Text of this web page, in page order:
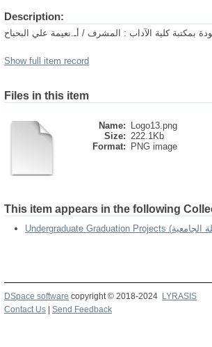
Description:
بمكتبة كلية الآداب : المشرف / أـ.نعيمة علي البحباح
Show full item record
Files in this item
Name:
Logo13.png
Size: 222.1Kb
Format:
PNG image
This item appears in the following
DSpace software copyright © 2018-2024 LYRASIS
Contact Us
Send Feedback